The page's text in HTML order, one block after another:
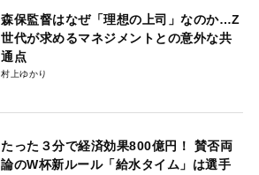
森保監督はなぜ「理想の上司」なのか…Z
世代が求めるマネジメントとの意外な共
通点
村上ゆかり
たった３分で経済効果800億円！ 賛否両
論のW杯新ルール「給水タイム」は選手